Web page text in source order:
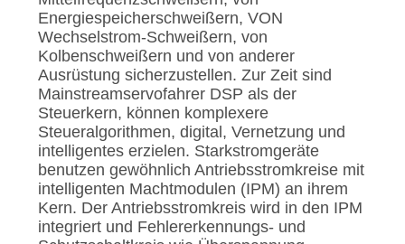
Energiespeicherschweißern, VON
Wechselstrom-Schweißern, von
Kolbenschweißern und von anderer
Ausrüstung sicherzustellen. Zur Zeit sind
Mainstreamservofahrer DSP als der
Steuerkern, können komplexere
Steueralgorithmen, digital, Vernetzung und
intelligentes erzielen. Starkstromgeräte
benutzen gewöhnlich Antriebsstromkreise mit
intelligenten Machtmodulen (IPM) an ihrem
Kern. Der Antriebsstromkreis wird in den IPM
integriert und Fehlererkennungs- und